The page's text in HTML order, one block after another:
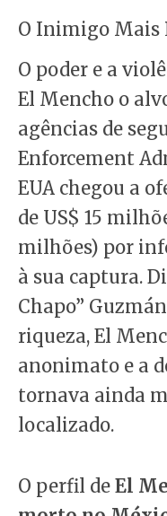
O Inimigo Mais
O poder e a
El Mencho o
agências de
Enforcement
EUA chegou a
de US$ 15
milhões) por
à sua captura.
Chapo”
riqueza, El
anonimato e a
tornava ainda
localizado.
O perfil de El